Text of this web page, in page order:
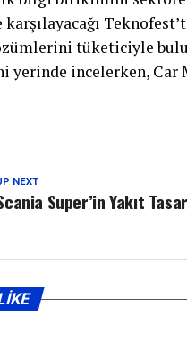
tüketiciyle
incelerken, Car
NEXT
Super’in Yakıt